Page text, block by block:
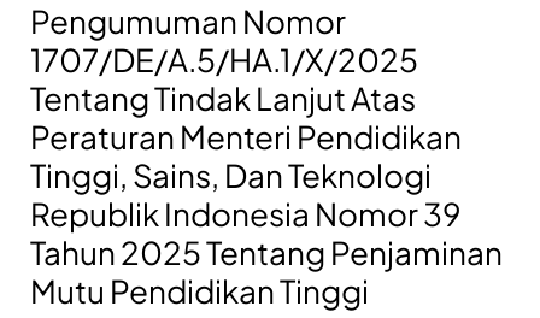
Pengumuman Nomor
1707/DE/A.5/HA.1/X/2025
Tentang Tindak Lanjut Atas
Peraturan Menteri Pendidikan
Tinggi, Sains, Dan Teknologi
Republik Indonesia Nomor 39
Tahun 2025 Tentang Penjaminan
Mutu Pendidikan Tinggi